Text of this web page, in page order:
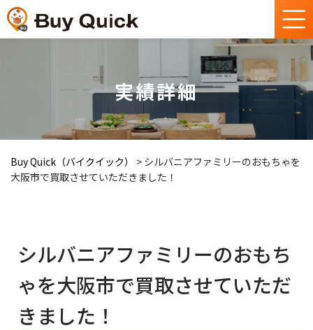
実績詳細
Buy Quick（バイクイック） > シルバニアファミリーのおもちゃを
大阪市で買取させていただきました！
シルバニアファミリーのおもち
ゃを大阪市で買取させていただ
きました！